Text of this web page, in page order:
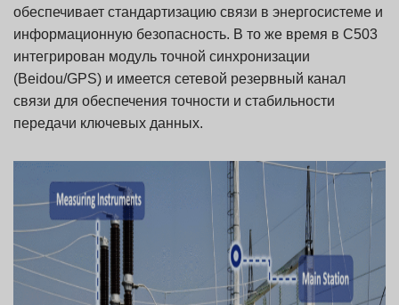
обеспечивает стандартизацию связи в энергосистеме и
информационную безопасность. В то же время в C503
интегрирован модуль точной синхронизации
(Beidou/GPS) и имеется сетевой резервный канал
связи для обеспечения точности и стабильности
передачи ключевых данных.